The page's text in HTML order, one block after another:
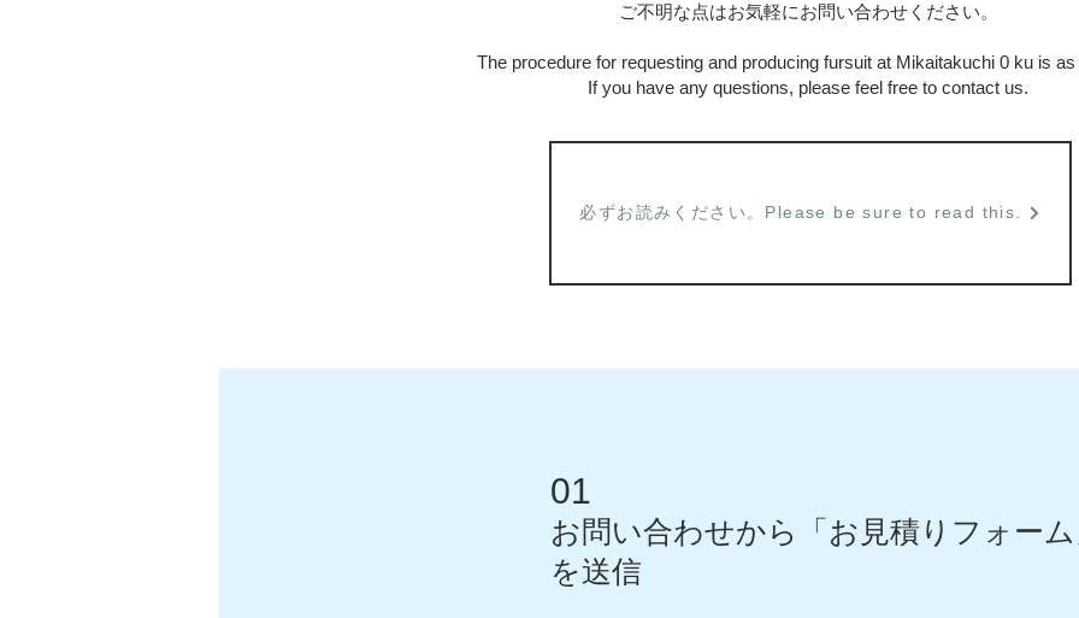
ご不明な点はお気軽にお問い合わせください。
The procedure for requesting and producing fursuit at Mikaitakuchi 0 ku is as
If you have any questions, please feel free to contact us.
必ずお読みください。Please be sure to read this.
01
お問い合わせから「お見積りフォーム
を送信